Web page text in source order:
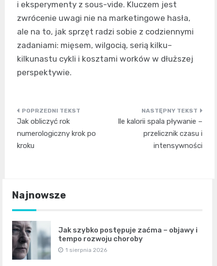
i eksperymenty z sous-vide. Kluczem jest
zwrócenie uwagi nie na marketingowe hasła,
ale na to, jak sprzęt radzi sobie z codziennymi
zadaniami: mięsem, wilgocią, serią kilku–
kilkunastu cykli i kosztami worków w dłuższej
perspektywie.
Nawigacja
wpisu
Jak obliczyć rok
numerologiczny krok po
kroku
Ile kalorii spala pływanie –
przelicznik czasu i
intensywności
Najnowsze
Jak szybko postępuje zaćma – objawy i
tempo rozwoju choroby
1 sierpnia 2026